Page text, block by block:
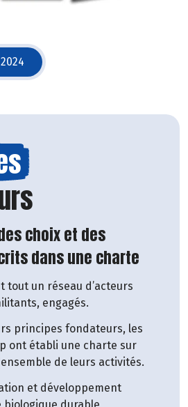
dans une nouvelle fenêtre)
choix et des
dans une charte
tout un réseau d’acteurs
engagés.
principes fondateurs, les
ont établi une charte sur
de leurs activités.
et développement